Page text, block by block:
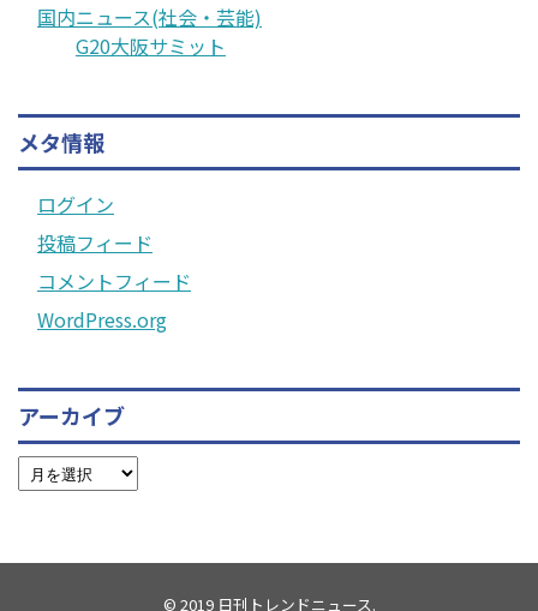
国内ニュース(社会・芸能)
G20大阪サミット
メタ情報
ログイン
投稿フィード
コメントフィード
WordPress.org
アーカイブ
© 2019 日刊トレンドニュース.